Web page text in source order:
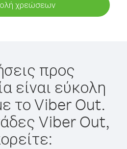
χρεώσεων
προς
είναι εύκολη
το Viber Out.
Viber Out,